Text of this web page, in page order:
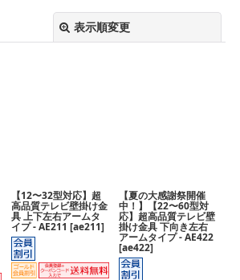
表示順変更
【12〜32型対応】超
高品質テレビ壁掛け金
具 上下左右アームタ
イプ - AE211 [ae211]
【夏の大感謝祭開催
中！】【22〜60型対
応】超高品質テレビ壁
掛け金具 下向き左右
アームタイプ - AE422
[ae422]